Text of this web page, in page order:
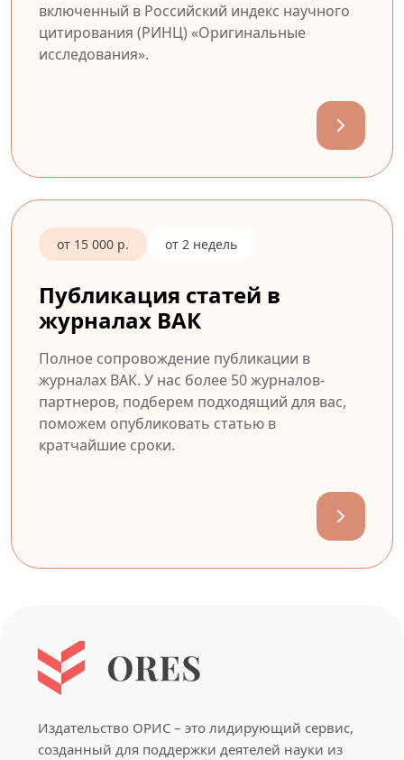
включенный в Российский индекс научного
цитирования (РИНЦ) «Оригинальные
исследования».
от 15 000 р. от 2 недель
Публикация статей в
журналах ВАК
Полное сопровождение публикации в
журналах ВАК. У нас более 50 журналов-
партнеров, подберем подходящий для вас,
поможем опубликовать статью в
кратчайшие сроки.
Издательство ОРИС – это лидирующий сервис,
созданный для поддержки деятелей науки из